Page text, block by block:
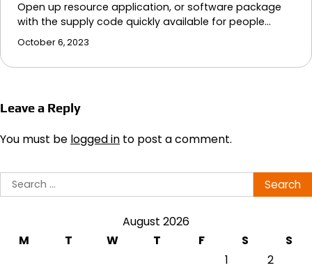
Open up resource application, or software package
with the supply code quickly available for people…
October 6, 2023
Leave a Reply
You must be logged in to post a comment.
Search
for:
August 2026
M
T W T F S
S
1
2